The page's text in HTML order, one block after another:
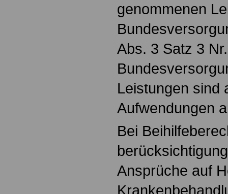
genommenen
Abs. 3 Satz 3
Leistungen sind
Aufwendungen
Bei
Ansprüche auf